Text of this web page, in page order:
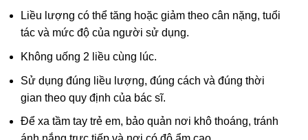
Liều lượng có thể tăng hoặc giảm theo cân nặng, tuổi
tác và mức độ của người sử dụng.
Không uống 2 liều cùng lúc.
Sử dụng đúng liều lượng, đúng cách và đúng thời
gian theo quy định của bác sĩ.
Để xa tầm tay trẻ em, bảo quản nơi khô thoáng, tránh